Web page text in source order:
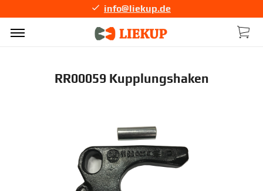
info@liekup.de
RR00059 Kupplungshaken